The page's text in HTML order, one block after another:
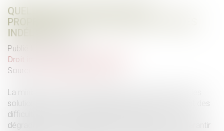
QUELLES SOLUTIONS POUR LES
PROPRIÉTAIRES FACE À DES LOCATAIRES
INDÉLICATS ?
Publié le :
Droit immobilier
Source :
La ministre du Logement apporte des précisions sur les
solutions proposées aux propriétaires qui rencontrent des
difficultés face aux irrégularités de paiement ou aux
dégradations émanant de leurs locataires. Afin de garantir